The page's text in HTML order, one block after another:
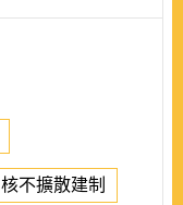
核不擴散建制